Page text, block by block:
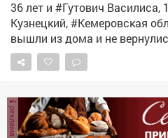
36 лет и #Гутович Василиса,
Кузнецкий, #Кемеровская обл. 3 августа 2026
вышли из дома и не вернулись. Инфорг:
(Анастасия) 89609091410 Тема на форуме:
https://lizaalert.org/forum/
реклама